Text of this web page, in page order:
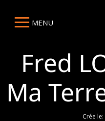
MENU
Fred
Ma
Crée